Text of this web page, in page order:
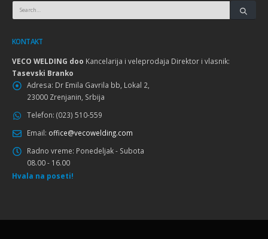
KONTAKT
VECO WELDING doo Kancelarija i veleprodaja Direktor i vlasnik:
Tasevski Branko
Adresa: Dr Emila Gavrila bb, Lokal 2,
23000 Zrenjanin, Srbija
Telefon: (023) 510-559
Email: office@vecowelding.com
Radno vreme: Ponedeljak - Subota
08.00 - 16.00
Hvala na poseti!